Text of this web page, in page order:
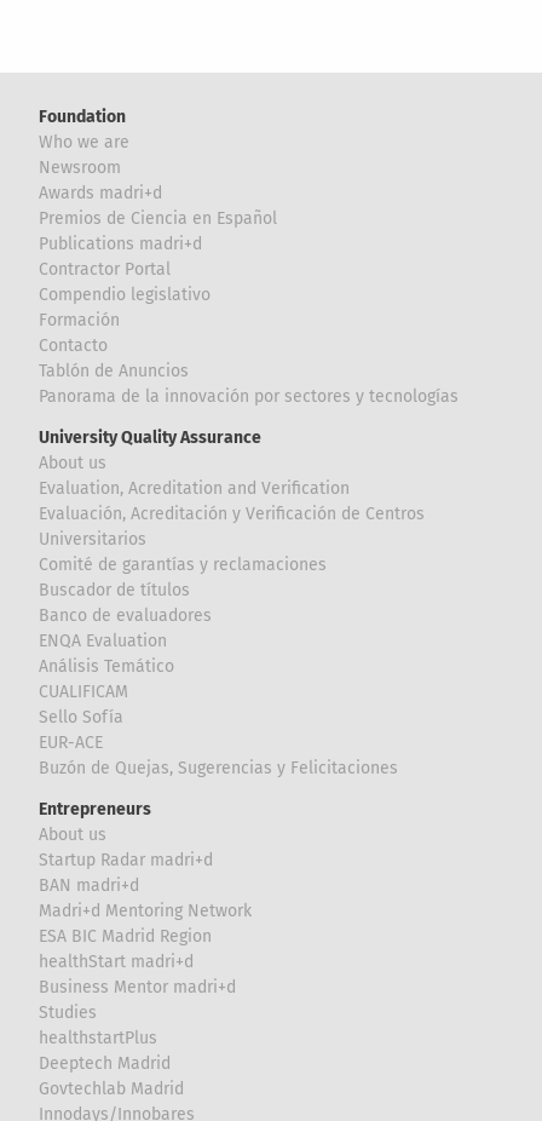
Foundation
Who we are
Newsroom
Awards madri+d
Premios de Ciencia en Español
Publications madri+d
Contractor Portal
Compendio legislativo
Formación
Contacto
Tablón de Anuncios
Panorama de la innovación por sectores y tecnologías
University Quality Assurance
About us
Evaluation, Acreditation and Verification
Evaluación, Acreditación y Verificación de Centros
Universitarios
Comité de garantías y reclamaciones
Buscador de títulos
Banco de evaluadores
ENQA Evaluation
Análisis Temático
CUALIFICAM
Sello Sofía
EUR-ACE
Buzón de Quejas, Sugerencias y Felicitaciones
Entrepreneurs
About us
Startup Radar madri+d
BAN madri+d
Madri+d Mentoring Network
ESA BIC Madrid Region
healthStart madri+d
Business Mentor madri+d
Studies
healthstartPlus
Deeptech Madrid
Govtechlab Madrid
Innodays/Innobares